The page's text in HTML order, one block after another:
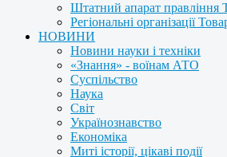
Штатний апарат правління
Регіональні організації
НОВИНИ
Новини науки і техніки
«Знання» - воїнам АТО
Суспільство
Наука
Світ
Українознавство
Економіка
Миті історії, цікаві події